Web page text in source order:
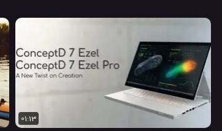
01:13